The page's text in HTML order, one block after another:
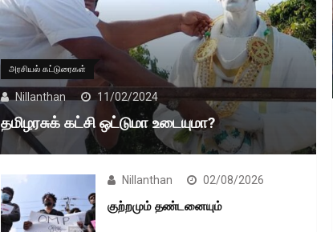
அரசியல் கட்டுரைகள்
Nillanthan 11/02/2024
தமிழரசுக் கட்சி ஒட்டுமா உடையுமா?
Nillanthan 02/08/2026
குற்றமும் தண்டனையும்